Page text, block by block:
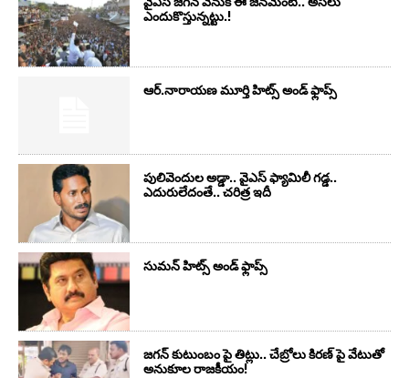
ఎందుకొస్తున్నట్టు.!
ఆర్‌.నారాయ‌ణ మూర్తి హిట్స్ అండ్ ఫ్లాప్స్‌
పులివెందుల అడ్డా.. వైఎస్ ఫ్యామిలీ గడ్డ..
ఎదురులేదంతే.. చరిత్ర ఇదీ
సుమ‌న్ హిట్స్ అండ్ ఫ్లాప్స్‌
జగన్ కుటుంబం పై తిట్లు.. చేబ్రోలు కిరణ్ పై వేటుతో
అనుకూల రాజకీయం!